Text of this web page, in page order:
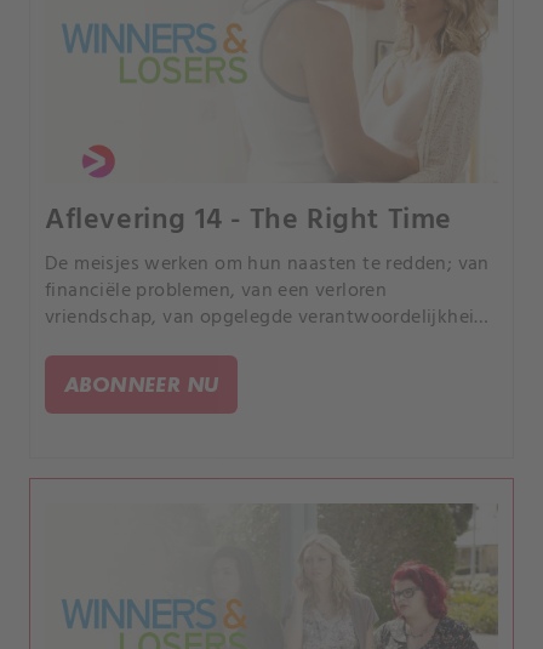
Aflevering 14 - The Right Time
De meisjes werken om hun naasten te redden; van
financiële problemen, van een verloren
vriendschap, van opgelegde verantwoordelijkheid
veranderen.
ABONNEER NU